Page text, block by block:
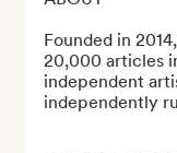
Founded in
20,000 articles
independent
independently